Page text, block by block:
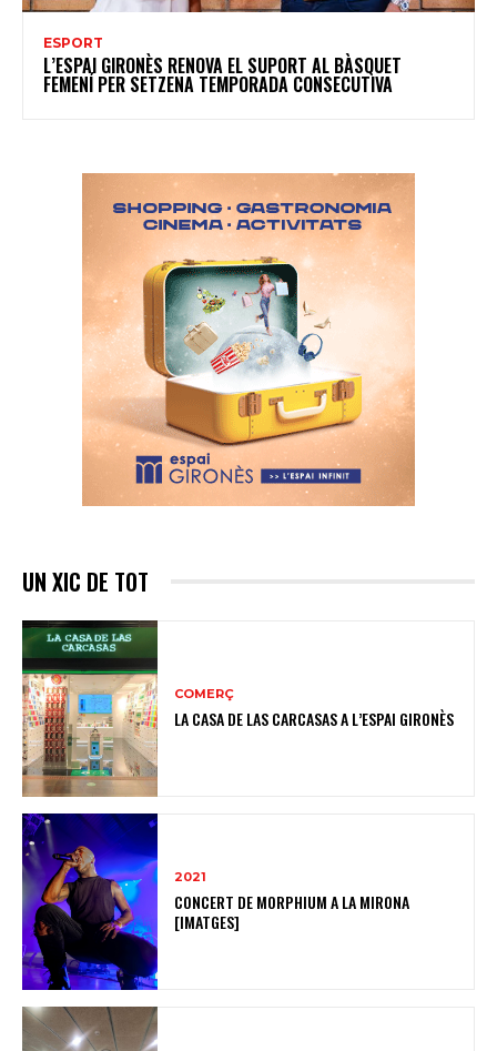
ESPORT
L’ESPAI GIRONÈS RENOVA EL SUPORT AL BÀSQUET
FEMENÍ PER SETZENA TEMPORADA CONSECUTIVA
UN XIC DE TOT
COMERÇ
LA CASA DE LAS CARCASAS A L’ESPAI GIRONÈS
2021
CONCERT DE MORPHIUM A LA MIRONA
[IMATGES]